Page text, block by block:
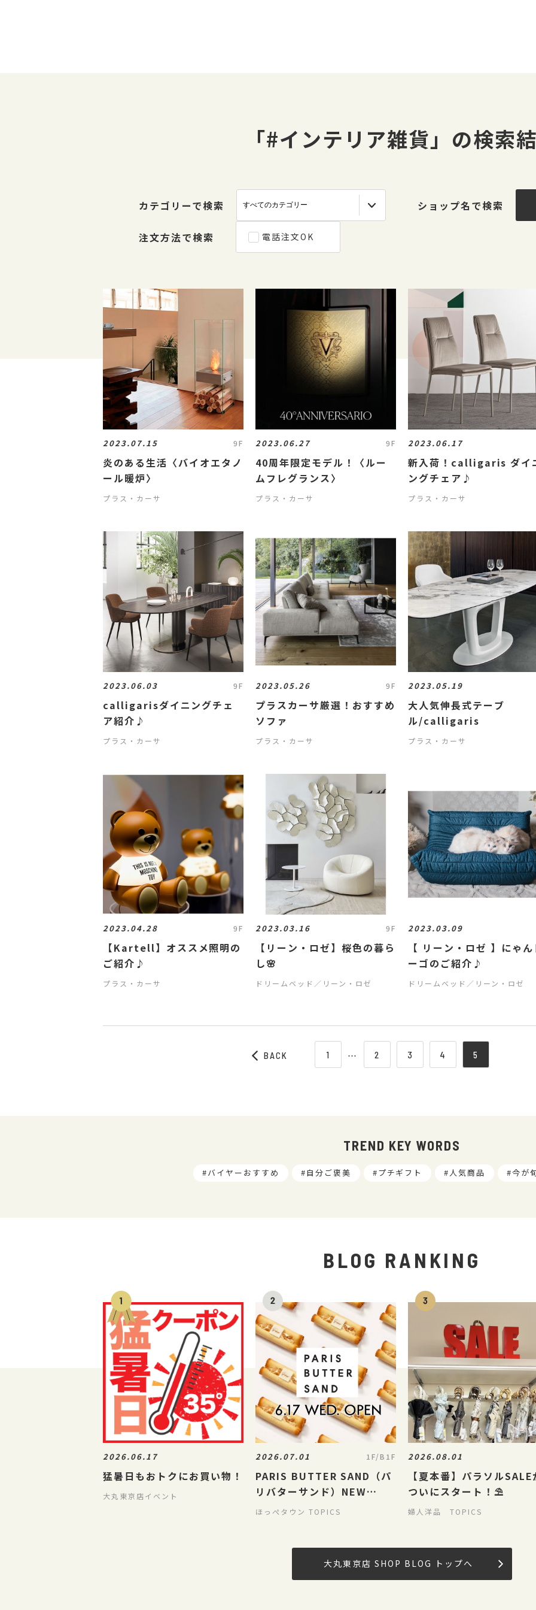
「#インテリア雑貨」の検索
カテゴリーで検索 ショップ名で検索
注文方法で検索 電話注文OK
2023.07.15 9F
炎のある生活〈バイオエタノ
ール暖炉〉
プラス・カーサ
2023.06.27 9F
40周年限定モデル！〈ルー
ムフレグランス〉
プラス・カーサ
2023.06.17
新入荷！calligaris ダイ
ングチェア♪
プラス・カーサ
2023.06.03 9F
calligarisダイニングチェ
ア紹介♪
プラス・カーサ
2023.05.26 9F
プラスカーサ厳選！おすすめ
ソファ
プラス・カーサ
2023.05.19
大人気伸長式テーブ
ル/calligaris
プラス・カーサ
2023.04.28 9F
【Kartell】オススメ照明の
ご紹介♪
プラス・カーサ
2023.03.16 9F
【リーン・ロゼ】桜色の暮ら
し🌸
ドリームベッド／リーン・ロゼ
2023.03.09
【 リーン・ロゼ 】にゃ
ーゴのご紹介♪
ドリームベッド／リーン・ロゼ
BACK 1 ⋯ 2 3 4 5
TREND KEY WORDS
バイヤーおすすめ 自分ご褒美 プチギフト 人気商品 今が
BLOG RANKING
2026.06.17
猛暑日もおトクにお買い物！
大丸東京店イベント
2026.07.01 1F/B1F
PARIS BUTTER SAND（パ
リバターサンド）NEW
OPEN!!【7/1更新】
ほっぺタウン TOPICS
2026.08.01
【夏本番】パラソルSALE
ついにスタート！⛱️
婦人洋品 TOPICS
大丸東京店 SHOP BLOG トップへ